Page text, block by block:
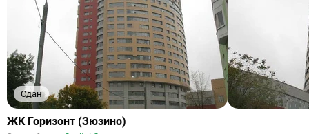
Сдан
Ссылка
ЖК Горизонт (Зюзино)